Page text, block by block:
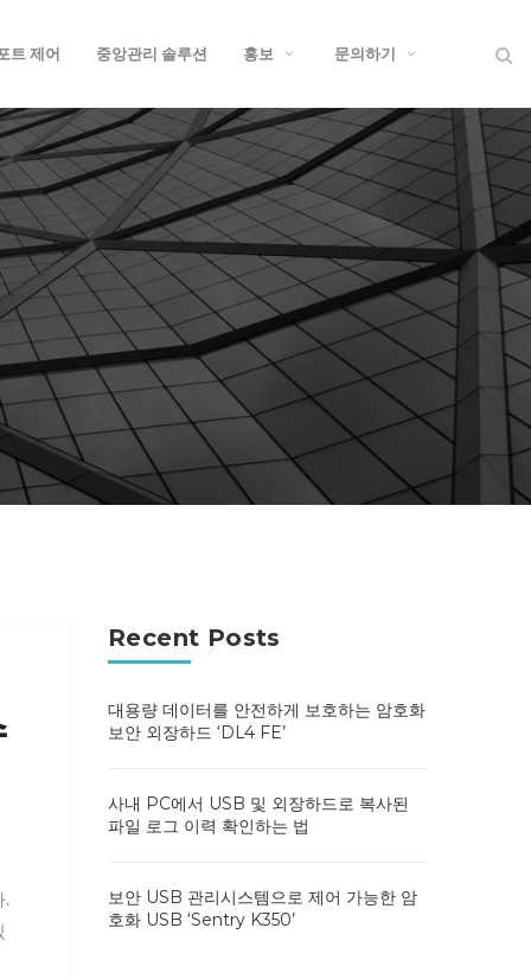
트 제어 중앙관리 솔루션 홍보 문의하기
Recent Posts
대용량 데이터를 안전하게 보호하는 암호화
보안 외장하드 ‘DL4 FE’
사내 PC에서 USB 및 외장하드로 복사된
파일 로그 이력 확인하는 법
보안 USB 관리시스템으로 제어 가능한 암
호화 USB ‘Sentry K350’